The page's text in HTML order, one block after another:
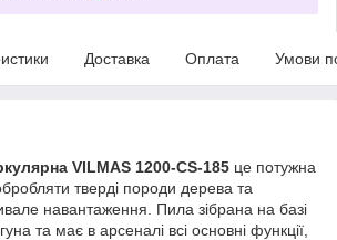
Доставка Оплата Умови
VILMAS 1200-CS-185 це потужна
тверді породи дерева та
навантаження. Пила зібрана на базі
та має в арсеналі всі основні функції,